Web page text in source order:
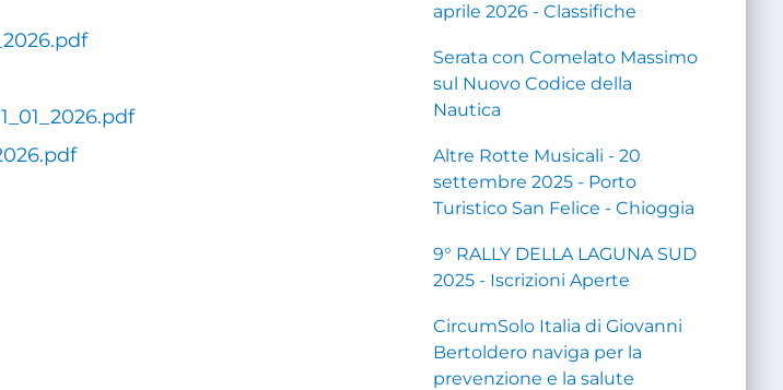
aprile 2026 - Classifiche
Serata con Comelato Massimo
sul Nuovo Codice della
Nautica
Altre Rotte Musicali - 20
settembre 2025 - Porto
Turistico San Felice - Chioggia
9° RALLY DELLA LAGUNA SUD
2025 - Iscrizioni Aperte
CircumSolo Italia di Giovanni
Bertoldero naviga per la
prevenzione e la salute